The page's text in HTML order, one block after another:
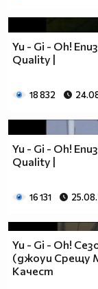
Yu - Gi - Oh!
Quality |
18 832
Yu - Gi - Oh!
Quality |
16 131
Yu - Gi - Oh!
(джоуи Срещу
Качест